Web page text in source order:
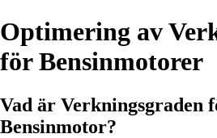
Optimering av
för Bensinmotorer
Vad är Verkningsgraden
Bensinmotor?